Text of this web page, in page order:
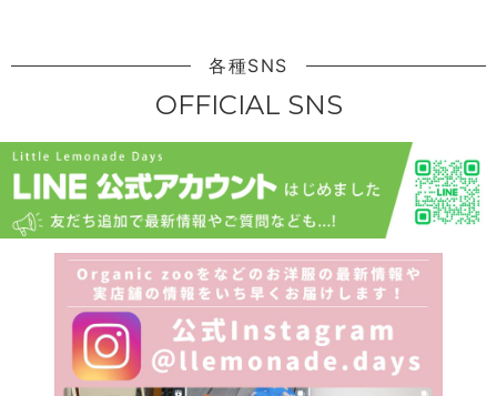
各種SNS
OFFICIAL SNS